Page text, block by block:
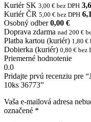
Kuriér SK 3,00 € bez DPH
Kuriér ČR 5,00 € bez DPH
Osobný odber 0,00 €
Doprava zdarma nad 200 €
Platba kartou (kuriér) 1,80 €
Dobierka (kuriér) 0,80 € bez
Priemerné hodnotenie
0.0
Pridajte prvú recenziu pre
10ks 36773”
Vaša e-mailová adresa
označené *